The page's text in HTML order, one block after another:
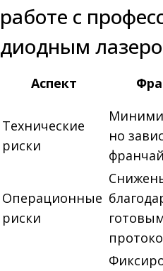
работе с
диодным
Аспект
Технические
риски
но
Операционные
риски